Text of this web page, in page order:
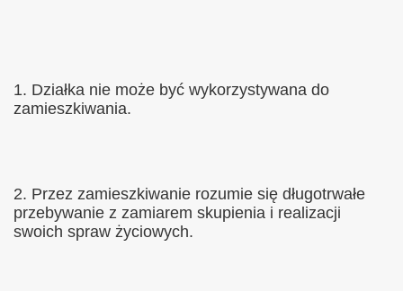
1. Działka nie może być wykorzystywana do
zamieszkiwania.
2. Przez zamieszkiwanie rozumie się długotrwałe
przebywanie z zamiarem skupienia i realizacji
swoich spraw życiowych.